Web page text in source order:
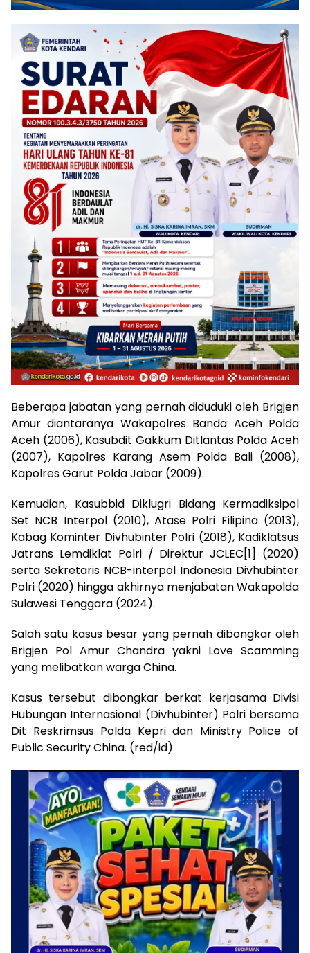
Beberapa jabatan yang pernah diduduki oleh Brigjen
Amur diantaranya Wakapolres Banda Aceh Polda
Aceh (2006), Kasubdit Gakkum Ditlantas Polda Aceh
(2007), Kapolres Karang Asem Polda Bali (2008),
Kapolres Garut Polda Jabar (2009).
Kemudian, Kasubbid Diklugri Bidang Kermadiksipol
Set NCB Interpol (2010), Atase Polri Filipina (2013),
Kabag Kominter Divhubinter Polri (2018), Kadiklatsus
Jatrans Lemdiklat Polri / Direktur JCLEC[1] (2020)
serta Sekretaris NCB-interpol Indonesia Divhubinter
Polri (2020) hingga akhirnya menjabatan Wakapolda
Sulawesi Tenggara (2024).
Salah satu kasus besar yang pernah dibongkar oleh
Brigjen Pol Amur Chandra yakni Love Scamming
yang melibatkan warga China.
Kasus tersebut dibongkar berkat kerjasama Divisi
Hubungan Internasional (Divhubinter) Polri bersama
Dit Reskrimsus Polda Kepri dan Ministry Police of
Public Security China. (red/id)